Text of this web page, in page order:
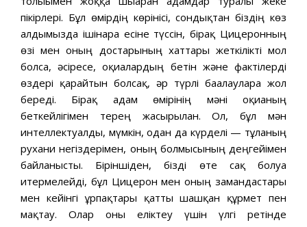
пікірлері. Бұл өмірдің көрінісі, сондықтан біздің көз
алдымызда ішінара есіне түссін, бірақ Цицеронның
өзі мен оның достарының хаттары жеткілікті мол
болса, әсіресе, оқиғалардың бетін және фактілерді
өздері қарайтын болсақ, әр түрлі бағалауларға жол
береді. Бірақ адам өмірінің мәні оқиғаның
беткейлігімен терең жасырылған. Ол, бұл мән
интеллектуалды, мүмкін, одан да күрделі — тұлғаның
рухани негіздерімен, оның болмысының деңгейімен
байланысты. Біріншіден, бізді өте сақ болуға
итермелейді, бұл Цицерон мен оның замандастары
мен кейінгі ұрпақтары қатты шашқан құрмет пен
мақтау. Олар оны еліктеу үшін үлгі ретінде